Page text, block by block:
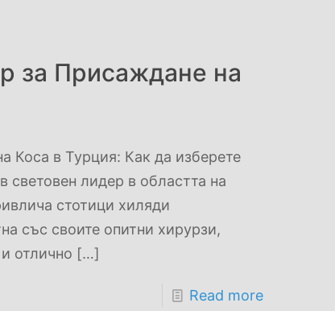
за Присаждане на
Коса в Турция: Как да изберете
световен лидер в областта на
стотици хиляди
със своите опитни хирурзи,
отлично […]
Read more